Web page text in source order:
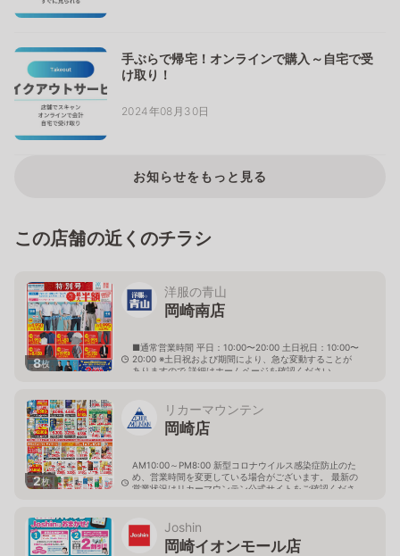
手ぶらで帰宅！オンラインで購入～自宅で受
け取り！
2024年08月30日
お知らせをもっと見る
この店舗の近くのチラシ
8枚
洋服の青山
岡崎南店
■通常営業時間 平日：10:00〜20:00 土日祝日：10:00〜
20:00 ※土日祝および期間により、急な変動することが
ありますので 詳細はホームページを確認ください
2枚
リカーマウンテン
岡崎店
AM10:00～PM8:00 新型コロナウイルス感染症防止のた
め、営業時間を変更している場合がございます。 最新の
営業状況はリカーマウンテン公式サイトをご確認くださ
Joshin
岡崎イオンモール店